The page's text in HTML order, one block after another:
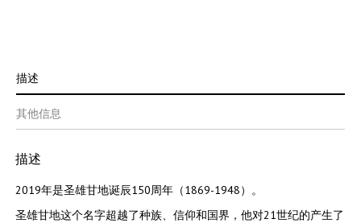
描述
其他信息
描述
2019年是圣雄甘地诞辰150周年（1869-1948）。
圣雄甘地这个名字超越了种族、信仰和国界，他对21世纪的产生了